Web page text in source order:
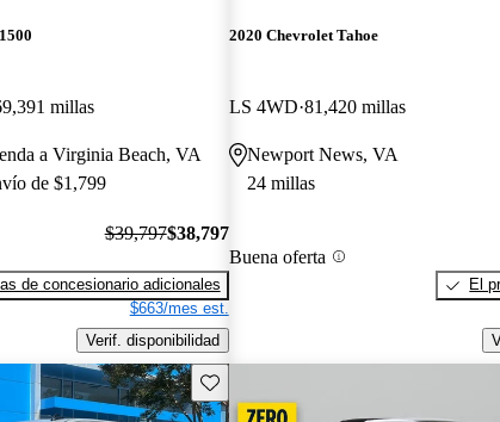
millas
a Virginia Beach, VA
de $1,799
$39,797$38,797
de concesionario adicionales
$663/mes est.
Verif. disponibilidad
2020 Chevrolet Tahoe
LS 4WD 81,420 millas
Newport News, VA
24 millas
Buena oferta
El
Guarda este Aviso